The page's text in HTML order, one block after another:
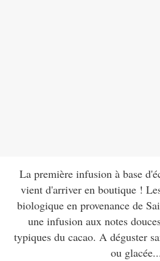
La première infusion à base
vient d'arriver en boutique !
biologique en provenance de
une infusion aux notes
typiques du cacao. A déguster
ou glacée...